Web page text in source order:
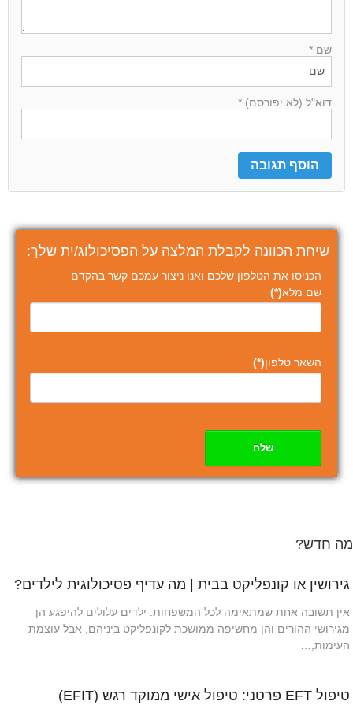
שם *
דוא"ל (לא יפורסם) *
שיחת הכוונה לקבלת המלצה על הפסיכולוג/ית שלך:
הכניסו את הטלפון שלכם ואנו ניצור עמכם קשר בהקדם
שם מלא(*)
השאר טלפון(*)
שלח
מה חדש?
גירושין או קונפליקט בבית | מה עדיף פסיכולוגית לילדים?
אין תשובה אחת שמתאימה לכל המשפחות. ילדים עלולים להיפגע הן
מגירושי ההורים והן מחשיפה ממושכת לקונפליקט ביניהם, אבל עוצמת
העימות,…
טיפול EFT פרטני: טיפול אישי ממוקד רגש (EFIT)